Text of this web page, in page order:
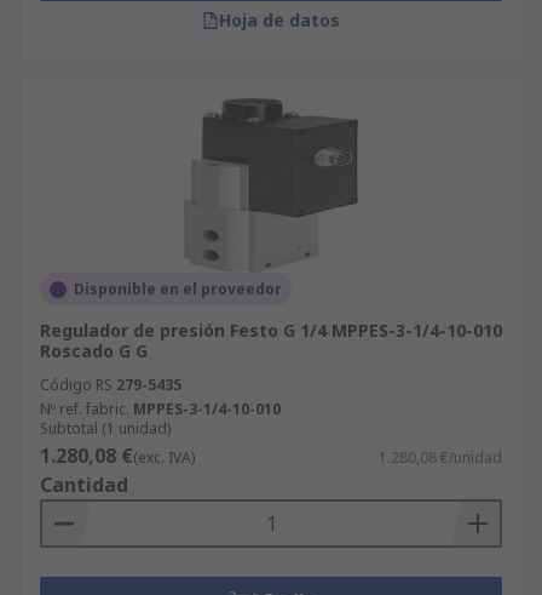
Hoja de datos
Disponible en el proveedor
Regulador de presión Festo G 1/4 MPPES-3-1/4-10-010
Roscado G G
Código RS 279-5435
Nº ref. fabric. MPPES-3-1/4-10-010
Subtotal (1 unidad)
1.280,08 €(exc. IVA) 1.280,08 €/unidad
Cantidad